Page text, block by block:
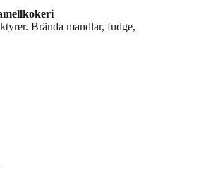
Brända mandlar, fudge,